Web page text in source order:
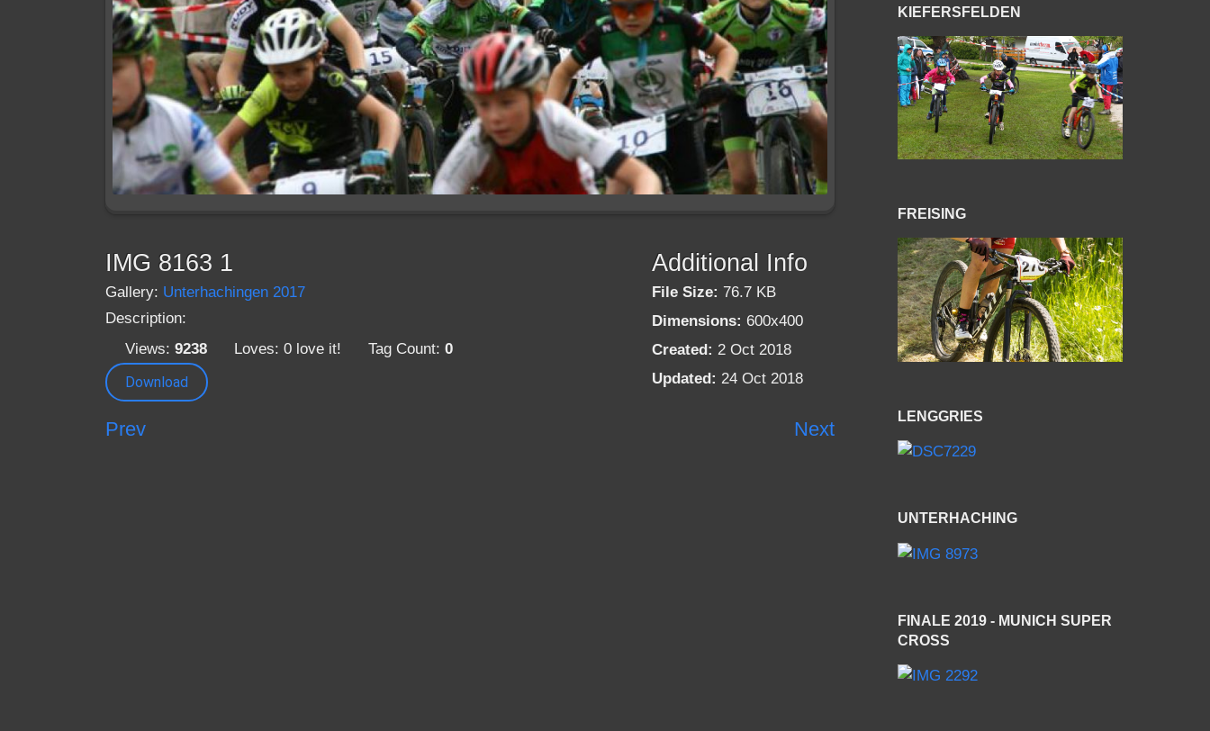
IMG 8163 1
Gallery: Unterhachingen 2017
Description:
Views: 9238 Loves: 0 love it! Tag Count: 0
Download
Additional Info
File Size: 76.7 KB
Dimensions: 600x400
Created: 2 Oct 2018
Updated: 24 Oct 2018
Prev Next
KIEFERSFELDEN
FREISING
LENGGRIES
UNTERHACHING
FINALE 2019 - MUNICH SUPER
CROSS